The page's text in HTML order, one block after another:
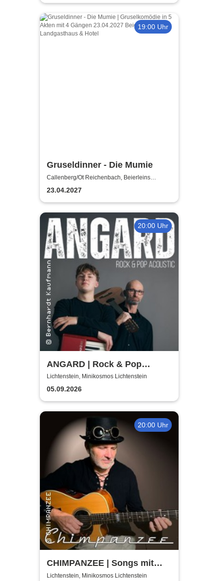
19:00 Uhr
Gruseldinner - Die Mumie
Callenberg/Ot Reichenbach, Beierleins
Landgasthaus & Hotel
23.04.2027
20:00 Uhr
ANGARD | Rock & Pop
Acoutic
Lichtenstein, Minikosmos Lichtenstein
05.09.2026
20:00 Uhr
CHIMPANZEE | Songs mit
doppeltem Boden |
Lichtenstein, Minikosmos Lichtenstein